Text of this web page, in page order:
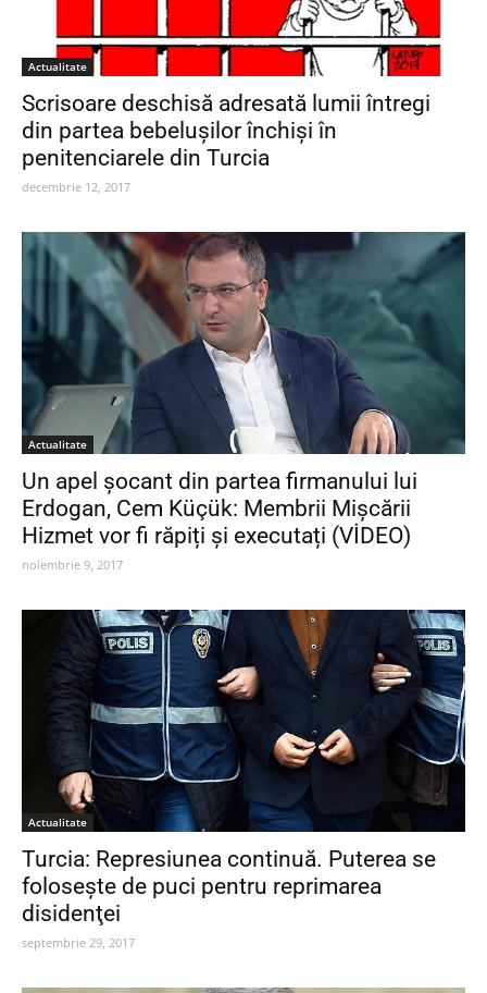
Actualitate
Scrisoare deschisă adresată lumii întregi
din partea bebeluşilor închişi în
penitenciarele din Turcia
decembrie 12, 2017
Actualitate
Un apel șocant din partea firmanului lui
Erdogan, Cem Küçük: Membrii Mișcării
Hizmet vor fi răpiți și executați (VİDEO)
noiembrie 9, 2017
Actualitate
Turcia: Represiunea continuă. Puterea se
foloseşte de puci pentru reprimarea
disidenţei
septembrie 29, 2017